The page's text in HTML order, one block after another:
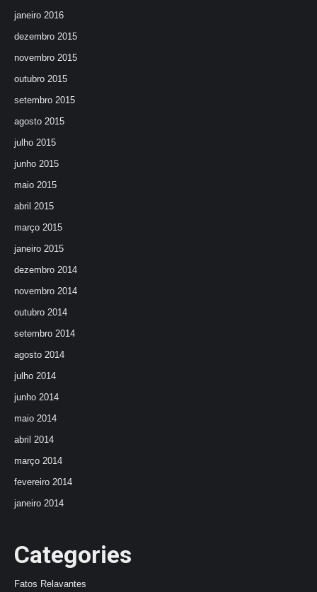
janeiro 2016
dezembro 2015
novembro 2015
outubro 2015
setembro 2015
agosto 2015
julho 2015
junho 2015
maio 2015
abril 2015
março 2015
janeiro 2015
dezembro 2014
novembro 2014
outubro 2014
setembro 2014
agosto 2014
julho 2014
junho 2014
maio 2014
abril 2014
março 2014
fevereiro 2014
janeiro 2014
Categories
Fatos Relavantes